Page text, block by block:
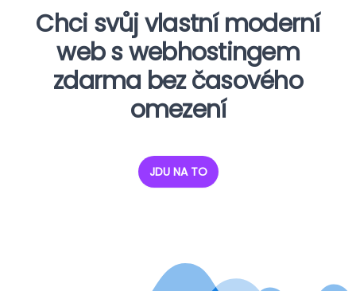
Chci svůj vlastní moderní
web s webhostingem
zdarma bez časového
omezení
JDU NA TO